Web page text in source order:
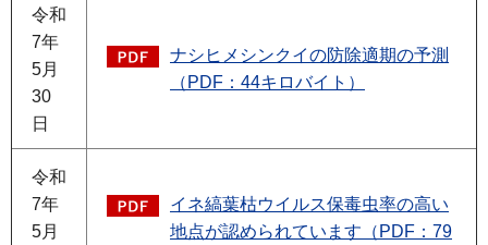
令和
7年
5月
30
日
ナシヒメシンクイの防除適期の予測
（PDF：44キロバイト）
令和
7年
5月
イネ縞葉枯ウイルス保毒虫率の高い
地点が認められています（PDF：79